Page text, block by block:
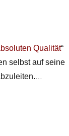
Qualität“
selbst auf seine
…